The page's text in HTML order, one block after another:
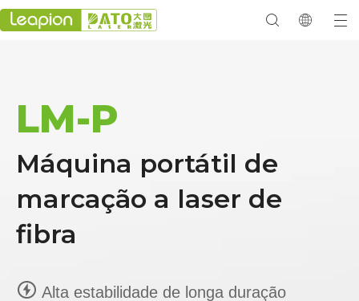
LM-P
Máquina portátil de
marcação a laser de
fibra
 Alta estabilidade de longa duração